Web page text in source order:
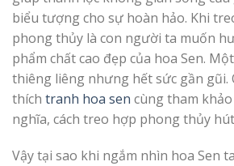
biểu tượng cho sự hoàn hảo. Khi
phong thủy là con người ta muốn
phẩm chất cao đẹp của hoa Sen.
thiêng liêng nhưng hết sức gần gũi.
thích tranh hoa sen cùng tham
nghĩa, cách treo hợp phong thủy
Vậy tại sao khi ngắm nhìn hoa Sen